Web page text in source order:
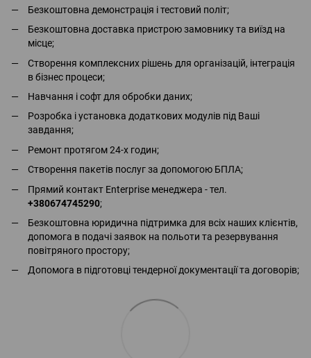
Безкоштовна демонстрація і тестовий політ;
Безкоштовна доставка пристрою замовнику та виїзд на
місце;
Створення комплексних рішень для організацій, інтеграція
в бізнес процеси;
Навчання і софт для обробки даних;
Розробка і установка додаткових модулів під Ваші
завдання;
Ремонт протягом 24-х годин;
Створення пакетів послуг за допомогою БПЛА;
Прямий контакт Enterprise менеджера - тел.
+380674745290;
Безкоштовна юридична підтримка для всіх наших клієнтів,
допомога в подачі заявок на польоти та резервування
повітряного простору;
Допомога в підготовці тендерної документації та договорів;